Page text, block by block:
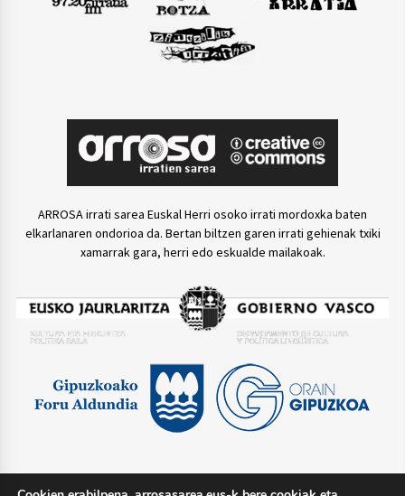
ARROSA irrati sarea Euskal Herri osoko irrati mordoxka baten
elkarlanaren ondorioa da. Bertan biltzen garen irrati gehienak txiki
xamarrak gara, herri edo eskualde mailakoak.